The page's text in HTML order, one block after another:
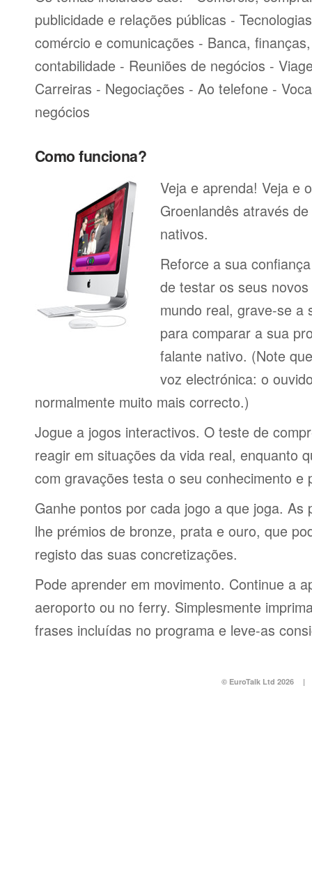
publicidade e relações públicas -
comércio e comunicações - Banca,
contabilidade - Reuniões de negócios -
Carreiras - Negociações - Ao telefone -
negócios
Como funciona?
Veja e aprenda! Veja e
Groenlandês através
nativos.
Reforce a sua
de testar os seus
mundo real, grave-se a
para comparar a sua
falante nativo. (Note
voz electrónica: o
normalmente muito mais correcto.)
Jogue a jogos interactivos. O teste de
reagir em situações da vida real, enquanto
com gravações testa o seu conhecimento e
Ganhe pontos por cada jogo a que joga. As
lhe prémios de bronze, prata e ouro, que
registo das suas concretizações.
Pode aprender em movimento. Continue a
aeroporto ou no ferry. Simplesmente
frases incluídas no programa e leve-as
© EuroTalk Ltd 2026 |